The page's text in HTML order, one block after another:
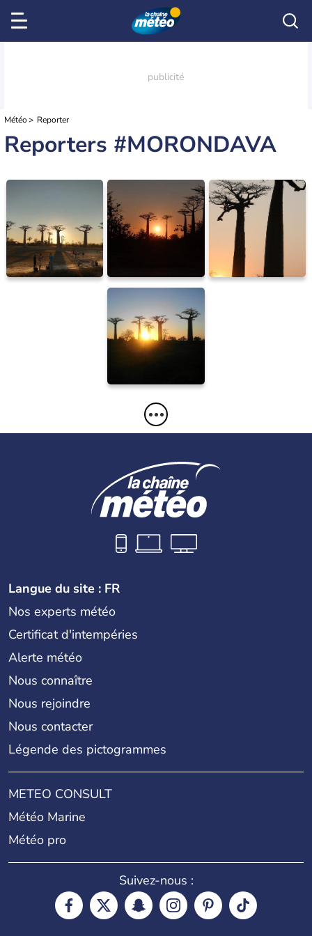
Météo Reporter
Reporters #MORONDAVA
Morondava
13/09/2018
Thierryb97 Morondava
13/12/2010
chantal37170
Morondava
Langue du site : FR
Nos experts météo
Certificat d'intempéries
Alerte météo
Nous connaître
Nous rejoindre
Nous contacter
Légende des pictogrammes
METEO CONSULT
Météo Marine
Météo pro
Suivez-nous :